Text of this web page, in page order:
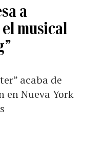
a
musical
acaba de
en Nueva York